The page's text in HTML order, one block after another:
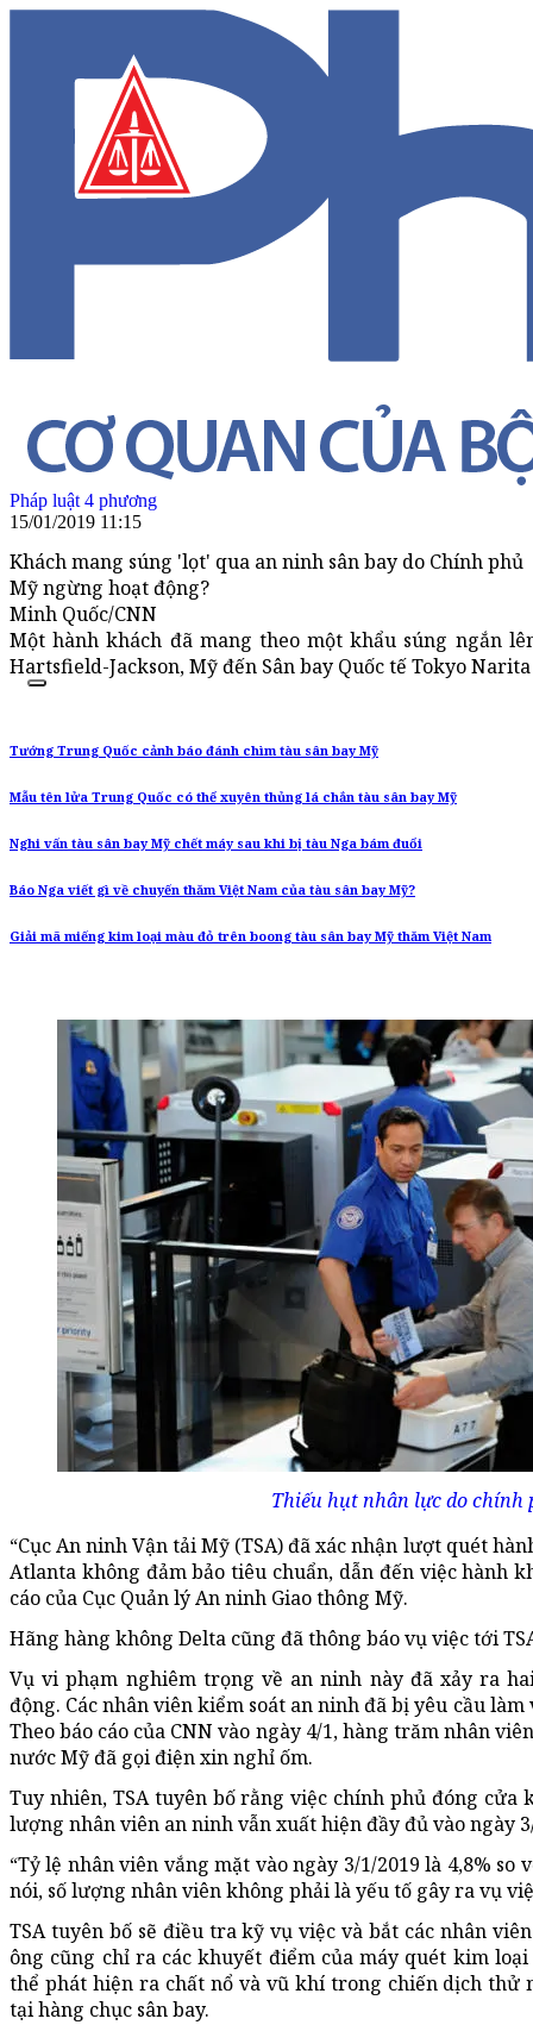
Pháp luật 4 phương
15/01/2019 11:15
Khách mang súng 'lọt' qua an ninh sân bay do Chính phủ
Mỹ ngừng hoạt động?
Minh Quốc/CNN
Một hành khách đã mang theo một khẩu súng ngắn
Hartsfield-Jackson, Mỹ đến Sân bay Quốc tế Tokyo
Tướng Trung Quốc cảnh báo đánh chìm tàu sân bay Mỹ
Mẫu tên lửa Trung Quốc có thể xuyên thủng lá chắn tàu sân bay Mỹ
Nghi vấn tàu sân bay Mỹ chết máy sau khi bị tàu Nga bám đuổi
Báo Nga viết gì về chuyến thăm Việt Nam của tàu sân bay Mỹ?
Giải mã miếng kim loại màu đỏ trên boong tàu sân bay Mỹ thăm Việt Nam
Thiếu hụt nhân lực do chính
“Cục An ninh Vận tải Mỹ (TSA) đã xác nhận lượt quét
Atlanta không đảm bảo tiêu chuẩn, dẫn đến việc hành
cáo của Cục Quản lý An ninh Giao thông Mỹ.
Hãng hàng không Delta cũng đã thông báo vụ việc tới
Vụ vi phạm nghiêm trọng về an ninh này đã xảy ra
động. Các nhân viên kiểm soát an ninh đã bị yêu cầu
Theo báo cáo của CNN vào ngày 4/1, hàng trăm nhân
nước Mỹ đã gọi điện xin nghỉ ốm.
Tuy nhiên, TSA tuyên bố rằng việc chính phủ đóng
lượng nhân viên an ninh vẫn xuất hiện đầy đủ vào ngày
“Tỷ lệ nhân viên vắng mặt vào ngày 3/1/2019 là 4,8% so
nói, số lượng nhân viên không phải là yếu tố gây ra vụ
TSA tuyên bố sẽ điều tra kỹ vụ việc và bắt các nhân
ông cũng chỉ ra các khuyết điểm của máy quét kim loại
thể phát hiện ra chất nổ và vũ khí trong chiến dịch thử
tại hàng chục sân bay.